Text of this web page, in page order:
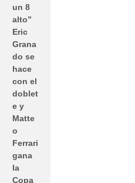
un 8
alto”
Eric
Grana
do se
hace
con el
doblet
e y
Matte
o
Ferrari
gana
la
Copa